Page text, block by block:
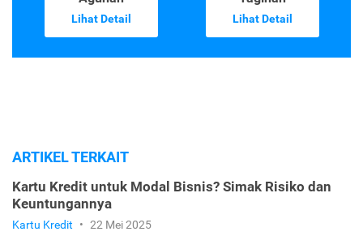
Lihat Detail Lihat Detail
ARTIKEL TERKAIT
Kartu Kredit untuk Modal Bisnis? Simak Risiko dan
Keuntungannya
Kartu Kredit • 22 Mei 2025